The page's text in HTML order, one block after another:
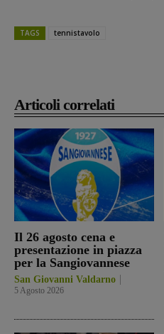
Articoli correlati
Il 26 agosto cena e
presentazione in piazza
per la Sangiovannese
San Giovanni Valdarno
5 Agosto 2026
TAGS tennistavolo